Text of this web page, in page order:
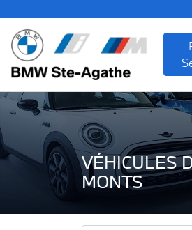
VÉHICULES
MONTS